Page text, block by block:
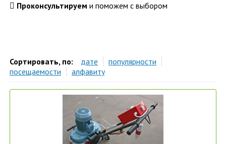
Проконсультируем и поможем с выбором
Сортировать, по: дате
популярности
посещаемости
алфавиту